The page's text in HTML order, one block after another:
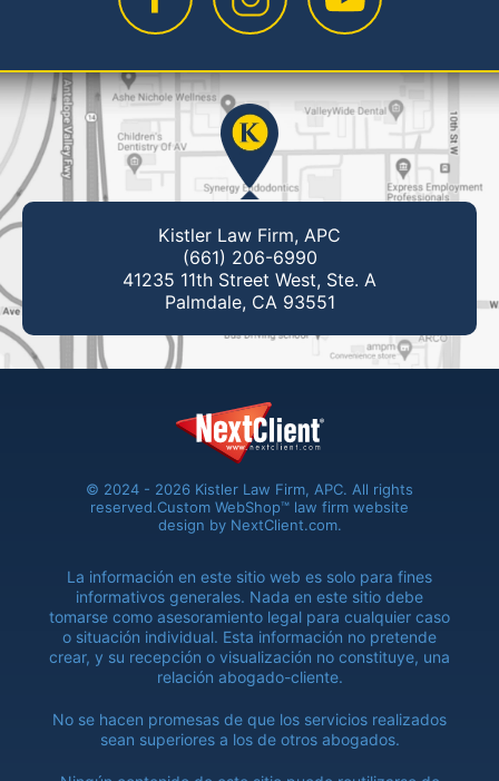
Kistler Law Firm, APC
(661) 206-6990
41235 11th Street West, Ste. A
Palmdale, CA 93551
© 2024 - 2026 Kistler Law Firm, APC. All rights
reserved.Custom WebShop™ law firm website
design by NextClient.com.
La información en este sitio web es solo para fines
informativos generales. Nada en este sitio debe
tomarse como asesoramiento legal para cualquier caso
o situación individual. Esta información no pretende
crear, y su recepción o visualización no constituye, una
relación abogado-cliente.
No se hacen promesas de que los servicios realizados
sean superiores a los de otros abogados.